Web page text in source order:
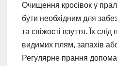
Очищення кросівок у
бути необхідним для
та свіжості взуття. Їх
видимих ​​плям, запахів
Регулярне прання